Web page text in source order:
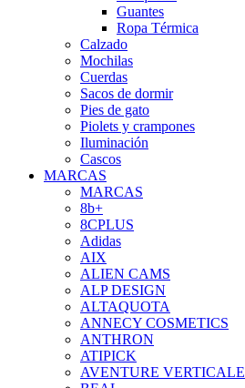
Guantes
Ropa Térmica
Calzado
Mochilas
Cuerdas
Sacos de dormir
Pies de gato
Piolets y crampones
Iluminación
Cascos
MARCAS
MARCAS
8b+
8CPLUS
Adidas
AIX
ALIEN CAMS
ALP DESIGN
ALTAQUOTA
ANNECY COSMETICS
ANTHRON
ATIPICK
AVENTURE VERTICALE